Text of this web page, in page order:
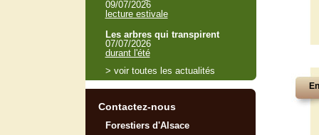
09/07/2026
lecture estivale
Les arbres qui transpirent
07/07/2026
durant l'été
> voir toutes les actualités
Contactez-nous
Forestiers d'Alsace